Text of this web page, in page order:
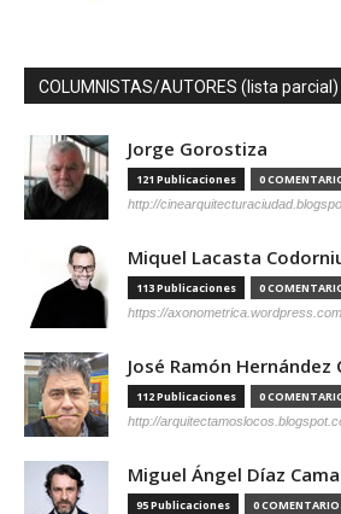
COLUMNISTAS/AUTORES (lista parcial)
Jorge Gorostiza
121 Publicaciones 0
http://
Miquel Lacasta
113 Publicaciones 0
https://
José Ramón Hernández
112 Publicaciones 0
http://
Miguel Ángel Díaz
95 Publicaciones 0